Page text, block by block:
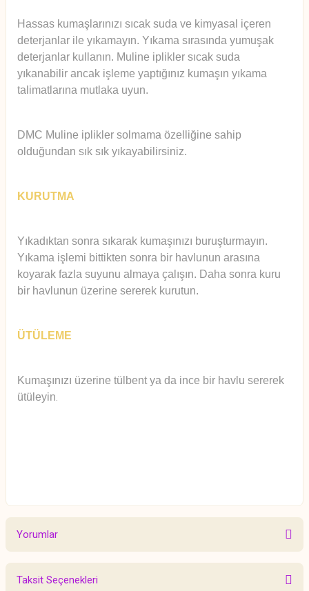
Hassas kumaşlarınızı sıcak suda ve kimyasal içeren
deterjanlar ile yıkamayın. Yıkama sırasında yumuşak
deterjanlar kullanın. Muline iplikler sıcak suda
yıkanabilir ancak işleme yaptığınız kumaşın yıkama
talimatlarına mutlaka uyun.
DMC Muline iplikler solmama özelliğine sahip
olduğundan sık sık yıkayabilirsiniz.
KURUTMA
Yıkadıktan sonra sıkarak kumaşınızı buruşturmayın.
Yıkama işlemi bittikten sonra bir havlunun arasına
koyarak fazla suyunu almaya çalışın. Daha sonra kuru
bir havlunun üzerine sererek kurutun.
ÜTÜLEME
Kumaşınızı üzerine tülbent ya da ince bir havlu sererek
ütüleyin.
Yorumlar
Taksit Seçenekleri